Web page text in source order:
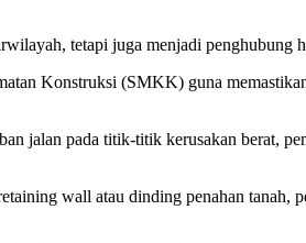
tetapi juga menjadi penghubung
Konstruksi (SMKK) guna
jalan pada titik-titik kerusakan berat,
wall atau dinding penahan tanah,